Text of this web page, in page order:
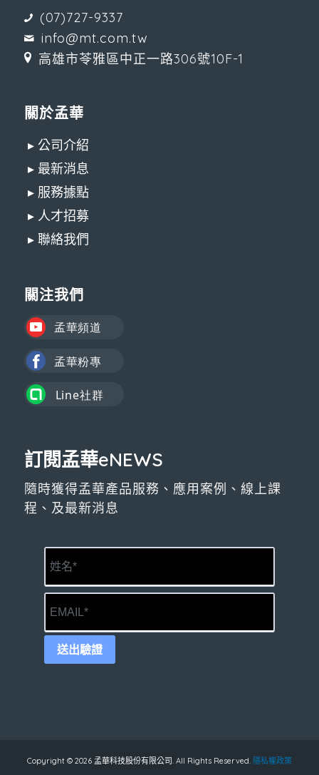
(07)727-9337
info@mt.com.tw
高雄市苓雅區中正一路306號10F-1
關於孟華
▸ 公司介紹
▸ 最新消息
▸ 服務據點
▸ 人才招募
▸ 聯絡我們
關注我們
訂閱孟華eNEWS
隨時獲得孟華產品服務、應用案例、線上課
程、及最新消息
送出驗證
Copyright © 2026 孟華科技股份有限公司. All Rights Reserved. 隱私權政策